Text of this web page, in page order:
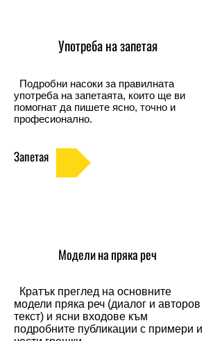
Употреба на запетая
Подробни насоки за правилната
употреба на запетаята, които ще ви
помогнат да пишете ясно, точно и
професионално.
Запетая
Модели на пряка реч
Кратък преглед на основните
модели пряка реч (диалог и авторов
текст) и ясни входове към
подробните публикации с примери и